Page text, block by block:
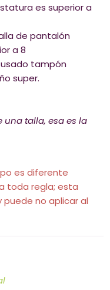
es superior a
de pantalón
a 8
usado tampón
super.
una talla, esa es la
es diferente
toda regla; esta
puede no aplicar al